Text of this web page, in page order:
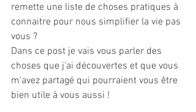
remette une liste de choses pratiques à
connaitre pour nous simplifier la vie pas
vous ?
Dans ce post je vais vous parler des
choses que j'ai découvertes et que vous
m'avez partagé qui pourraient vous être
bien utile à vous aussi !